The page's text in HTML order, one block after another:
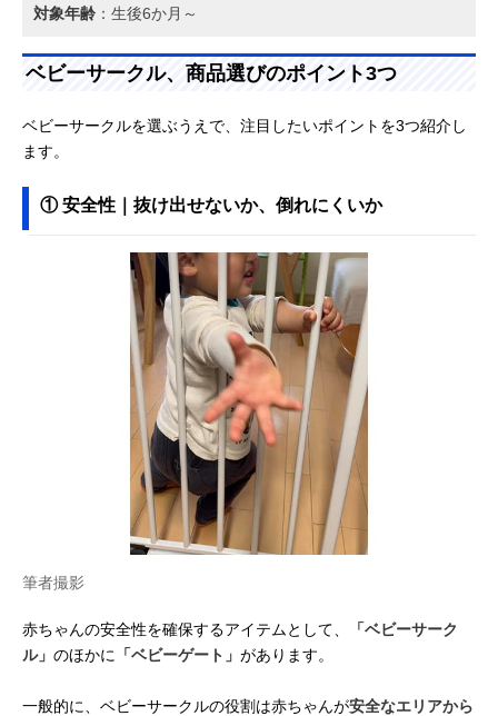
対象年齢 ：生後6か月～
ベビーサークル、商品選びのポイント3つ
ベビーサークルを選ぶうえで、注目したいポイントを3つ紹介し
ます。
① 安全性｜抜け出せないか、倒れにくいか
筆者撮影
赤ちゃんの安全性を確保するアイテムとして、
「ベビーサーク
ル」 のほかに 「ベビーゲート」 があります。
一般的に、ベビーサークルの役割は赤ちゃんが安全なエリアから